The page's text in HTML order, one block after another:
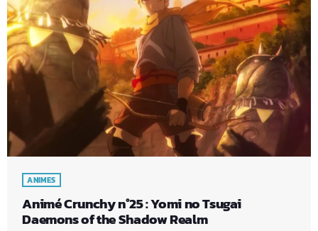
ANIMES
Animé Crunchy n°25 : Yomi no Tsugai
Daemons of the Shadow Realm